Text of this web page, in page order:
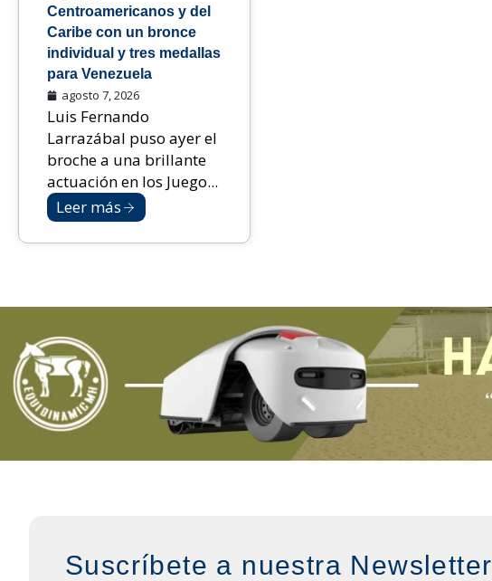
Centroamericanos y del
Caribe con un bronce
individual y tres medallas
para Venezuela
agosto 7, 2026
Luis Fernando
Larrazábal puso ayer el
broche a una brillante
actuación en los Juego...
Leer más
Suscríbete a nuestra Newsletter